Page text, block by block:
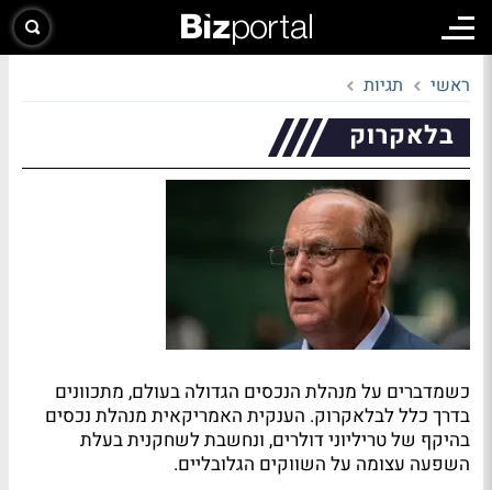
ראשי תגיות
בלאקרוק
כשמדברים על מנהלת הנכסים הגדולה בעולם, מתכוונים
בדרך כלל לבלאקרוק. הענקית האמריקאית מנהלת נכסים
בהיקף של טריליוני דולרים, ונחשבת לשחקנית בעלת
השפעה עצומה על השווקים הגלובליים.